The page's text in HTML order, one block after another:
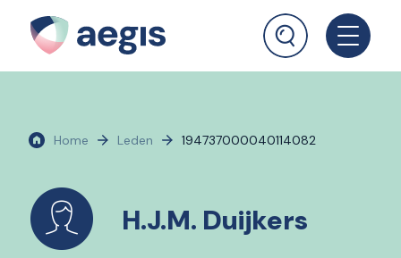
Home Leden 194737000040114082
H.J.M. Duijkers